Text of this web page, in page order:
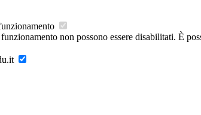
non possono essere disabilitati. È